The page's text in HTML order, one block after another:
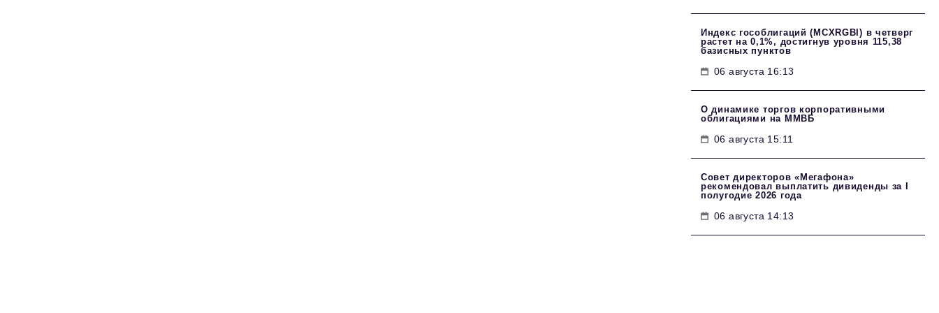
Индекс гособлигаций (MCXRGBI) в четверг
растет на 0,1%, достигнув уровня 115,38
базисных пунктов
06 августа 16:13
О динамике торгов корпоративными
облигациями на ММВБ
06 августа 15:11
Совет директоров «Мегафона»
рекомендовал выплатить дивиденды за I
полугодие 2026 года
06 августа 14:13